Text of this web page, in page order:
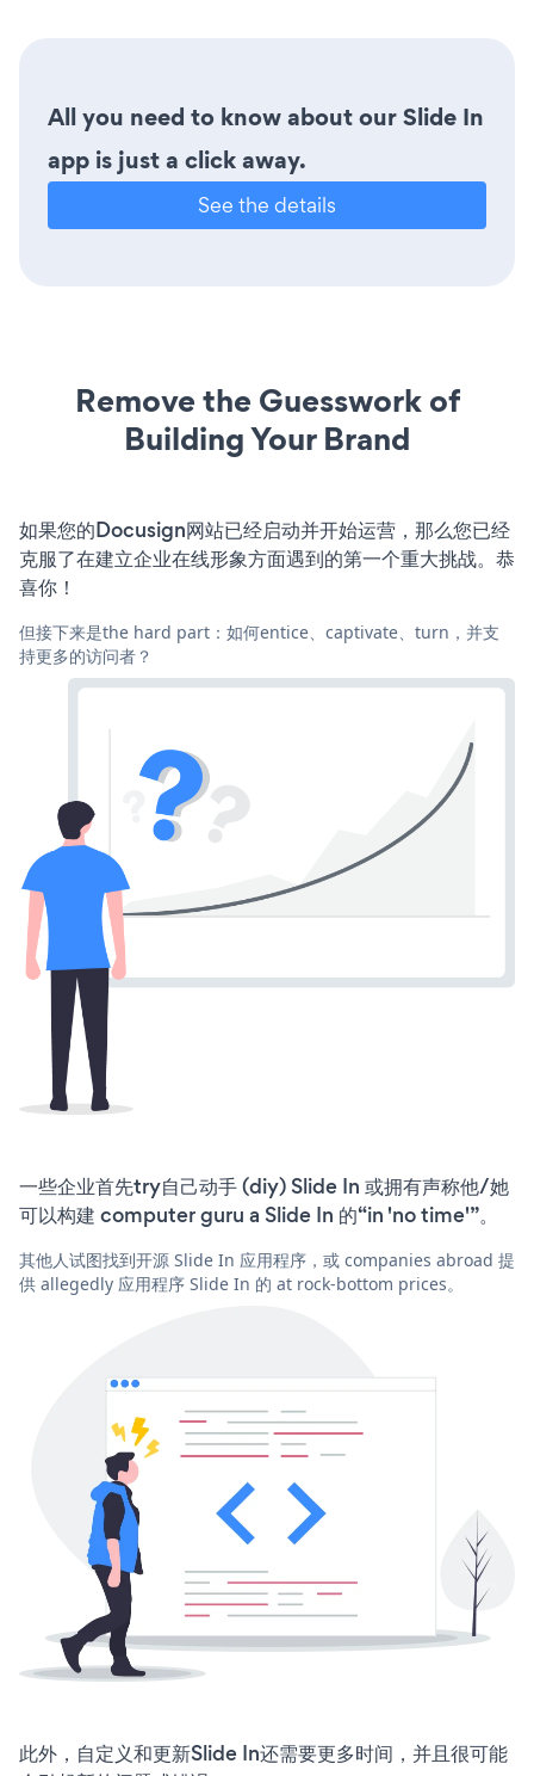
All you need to know about our Slide In
app is just a click away.
See the details
Remove the Guesswork of
Building Your Brand
如果您的Docusign网站已经启动并开始运营，那么您已经
克服了在建立企业在线形象方面遇到的第一个重大挑战。恭
喜你！
但接下来是the hard part：如何entice、captivate、turn，并支
持更多的访问者？
一些企业首先try自己动手 (diy) Slide In 或拥有声称他/她
可以构建 computer guru a Slide In 的“in 'no time'”。
其他人试图找到开源 Slide In 应用程序，或 companies abroad 提
供 allegedly 应用程序 Slide In 的 at rock-bottom prices。
此外，自定义和更新Slide In还需要更多时间，并且很可能